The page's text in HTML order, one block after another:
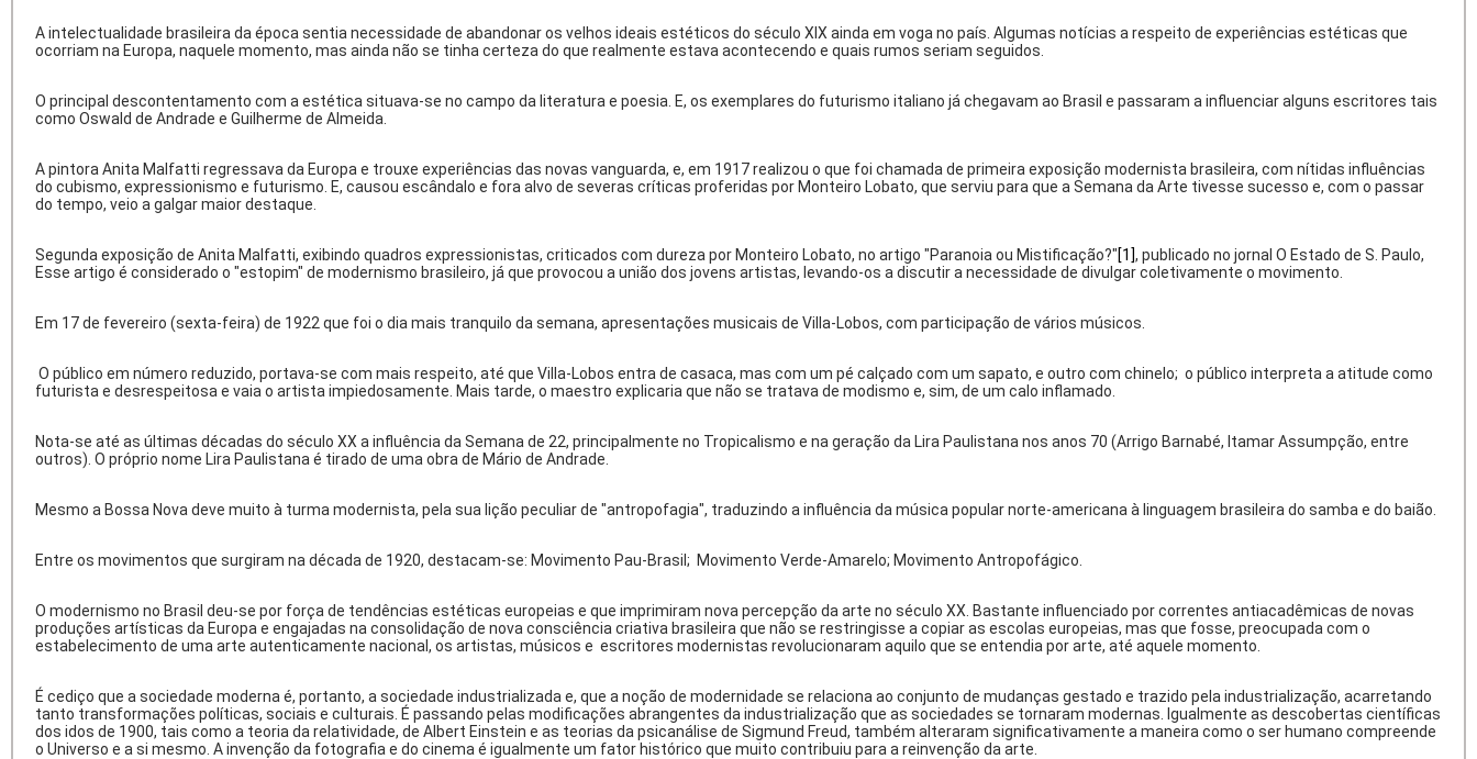
A intelectualidade brasileira da época sentia necessidade de abandonar os velhos ideais estéticos do século XIX ainda em voga no país. Algumas notícias a respeito de experiências estéticas que
ocorriam na Europa, naquele momento, mas ainda não se tinha certeza do que realmente estava acontecendo e quais rumos seriam seguidos.
O principal descontentamento com a estética situava-se no campo da literatura e poesia. E, os exemplares do futurismo italiano já chegavam ao Brasil e passaram a influenciar alguns escritores tais
como Oswald de Andrade e Guilherme de Almeida.
A pintora Anita Malfatti regressava da Europa e trouxe experiências das novas vanguarda, e, em 1917 realizou o que foi chamada de primeira exposição modernista brasileira, com nítidas influências
do cubismo, expressionismo e futurismo. E, causou escândalo e fora alvo de severas críticas proferidas por Monteiro Lobato, que serviu para que a Semana da Arte tivesse sucesso e, com o passar
do tempo, veio a galgar maior destaque.
Segunda exposição de Anita Malfatti, exibindo quadros expressionistas, criticados com dureza por Monteiro Lobato, no artigo "Paranoia ou Mistificação?"[1], publicado no jornal O Estado de S. Paulo,
Esse artigo é considerado o "estopim" de modernismo brasileiro, já que provocou a união dos jovens artistas, levando-os a discutir a necessidade de divulgar coletivamente o movimento.
Em 17 de fevereiro (sexta-feira) de 1922 que foi o dia mais tranquilo da semana, apresentações musicais de Villa-Lobos, com participação de vários músicos.
O público em número reduzido, portava-se com mais respeito, até que Villa-Lobos entra de casaca, mas com um pé calçado com um sapato, e outro com chinelo; o público interpreta a atitude como
futurista e desrespeitosa e vaia o artista impiedosamente. Mais tarde, o maestro explicaria que não se tratava de modismo e, sim, de um calo inflamado.
Nota-se até as últimas décadas do século XX a influência da Semana de 22, principalmente no Tropicalismo e na geração da Lira Paulistana nos anos 70 (Arrigo Barnabé, Itamar Assumpção, entre
outros). O próprio nome Lira Paulistana é tirado de uma obra de Mário de Andrade.
Mesmo a Bossa Nova deve muito à turma modernista, pela sua lição peculiar de "antropofagia", traduzindo a influência da música popular norte-americana à linguagem brasileira do samba e do baião.
Entre os movimentos que surgiram na década de 1920, destacam-se: Movimento Pau-Brasil; Movimento Verde-Amarelo; Movimento Antropofágico.
O modernismo no Brasil deu-se por força de tendências estéticas europeias e que imprimiram nova percepção da arte no século XX. Bastante influenciado por correntes antiacadêmicas de novas
produções artísticas da Europa e engajadas na consolidação de nova consciência criativa brasileira que não se restringisse a copiar as escolas europeias, mas que fosse, preocupada com o
estabelecimento de uma arte autenticamente nacional, os artistas, músicos e escritores modernistas revolucionaram aquilo que se entendia por arte, até aquele momento.
É cediço que a sociedade moderna é, portanto, a sociedade industrializada e, que a noção de modernidade se relaciona ao conjunto de mudanças gestado e trazido pela industrialização, acarretando
tanto transformações políticas, sociais e culturais. É passando pelas modificações abrangentes da industrialização que as sociedades se tornaram modernas. Igualmente as descobertas científicas
dos idos de 1900, tais como a teoria da relatividade, de Albert Einstein e as teorias da psicanálise de Sigmund Freud, também alteraram significativamente a maneira como o ser humano compreende
o Universo e a si mesmo. A invenção da fotografia e do cinema é igualmente um fator histórico que muito contribuiu para a reinvenção da arte.